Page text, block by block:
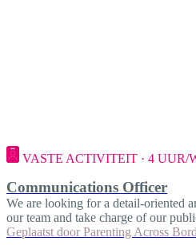
VASTE ACTIVITEIT · 4 UUR/
Communications Officer
We are looking for a detail-oriented
our team and take charge of our
Geplaatst door Parenting Across